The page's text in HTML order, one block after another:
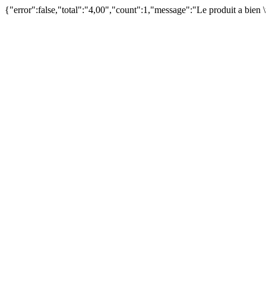
{"error":false,"total":"4,00","count":1,"message":"Le produit a bien